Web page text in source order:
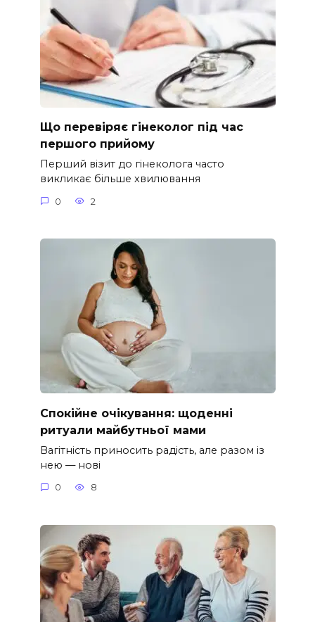
Що перевіряє гінеколог під час
першого прийому
Перший візит до гінеколога часто
викликає більше хвилювання
0 2
Спокійне очікування: щоденні
ритуали майбутньої мами
Вагітність приносить радість, але разом із
нею — нові
0 8